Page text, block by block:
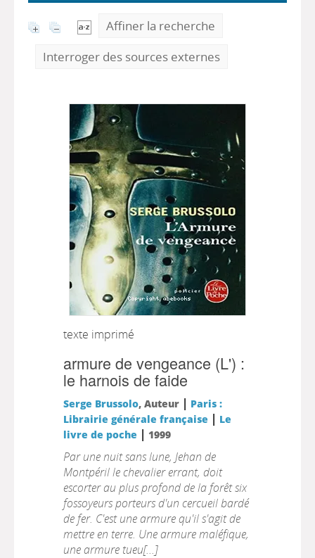
Affiner la recherche
Interroger des sources externes
texte imprimé
armure de vengeance (L') :
le harnois de faide
Serge Brussolo, Auteur | Paris :
Librairie générale française | Le
livre de poche | 1999
Par une nuit sans lune, Jehan de
Montpéril le chevalier errant, doit
escorter au plus profond de la forêt six
fossoyeurs porteurs d'un cercueil bardé
de fer. C'est une armure qu'il s'agit de
mettre en terre. Une armure maléfique,
une armure tueu[...]